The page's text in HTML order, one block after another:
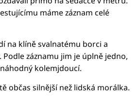
máme záznam celé
na klíně svalnatému borci a
záznamu jim je úplně jedno,
kolemjdoucí.
občas silnější než lidská morálka.